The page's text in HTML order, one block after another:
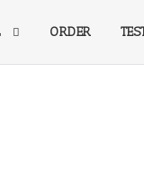
ORDER